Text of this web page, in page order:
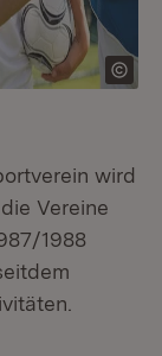
wird
Vereine
1988